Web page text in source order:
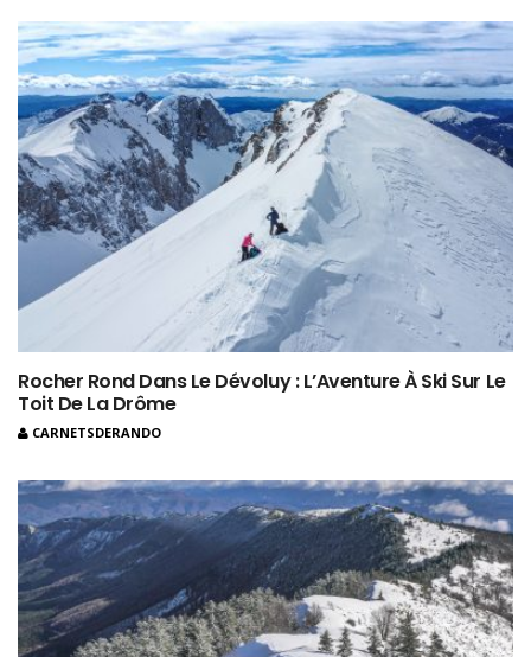
Rocher Rond Dans Le Dévoluy : L’Aventure À Ski Sur Le
Toit De La Drôme
CARNETSDERANDO